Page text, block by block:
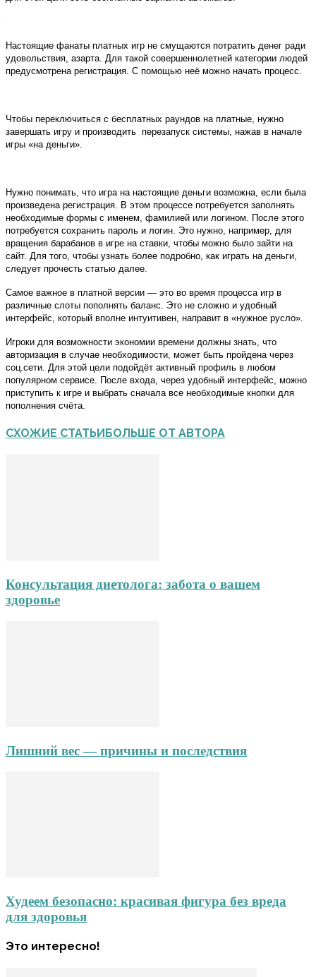
Настоящие фанаты платных игр не смущаются потратить денег ради
удовольствия, азарта. Для такой совершеннолетней категории людей
предусмотрена регистрация. С помощью неё можно начать процесс.
Чтобы переключиться с бесплатных раундов на платные, нужно
завершать игру и производить перезапуск системы, нажав в начале
игры «на деньги».
Нужно понимать, что игра на настоящие деньги возможна, если была
произведена регистрация. В этом процессе потребуется заполнять
необходимые формы с именем, фамилией или логином. После этого
потребуется сохранить пароль и логин. Это нужно, например, для
вращения барабанов в игре на ставки, чтобы можно было зайти на
сайт. Для того, чтобы узнать более подробно, как играть на деньги,
следует прочесть статью далее.
Самое важное в платной версии — это во время процесса игр в
различные слоты пополнять баланс. Это не сложно и удобный
интерфейс, который вполне интуитивен, направит в «нужное русло».
Игроки для возможности экономии времени должны знать, что
авторизация в случае необходимости, может быть пройдена через
соц.сети. Для этой цели подойдёт активный профиль в любом
популярном сервисе. После входа, через удобный интерфейс, можно
приступить к игре и выбрать сначала все необходимые кнопки для
пополнения счёта.
СХОЖИЕ СТАТЬИБОЛЬШЕ ОТ АВТОРА
Консультация диетолога: забота о вашем
здоровье
Лишний вес — причины и последствия
Худеем безопасно: красивая фигура без вреда
для здоровья
Это интересно!